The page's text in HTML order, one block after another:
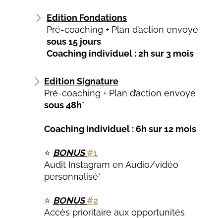
Edition Fondations
Pré-coaching + Plan d’action envoyé
sous 15 jours
Coaching individuel : 2h sur 3 mois
Edition Signature
Pré-coaching + Plan d’action envoyé
sous 48h*
Coaching individuel : 6h sur 12 mois
⭐ BONUS#1
Audit Instagram en Audio/vidéo
personnalisé*
⭐ BONUS#2
Accès prioritaire aux opportunités